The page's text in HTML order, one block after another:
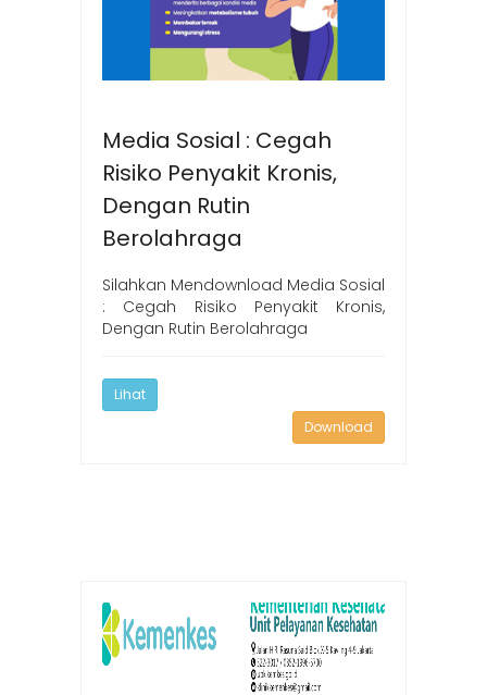
Media Sosial : Cegah
Risiko Penyakit Kronis,
Dengan Rutin
Berolahraga
Silahkan Mendownload Media Sosial
: Cegah Risiko Penyakit Kronis,
Dengan Rutin Berolahraga
Lihat
Download